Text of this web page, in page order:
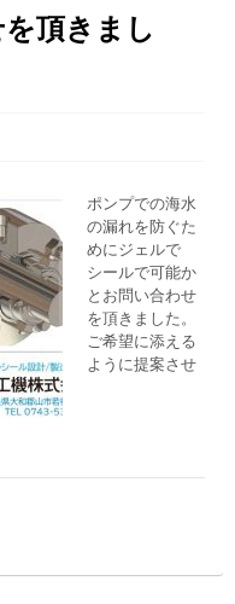
頂きまし
ポンプでの海水
の漏れを防ぐた
めにジェルで
シールで可能か
とお問い合わせ
を頂きました。
ご希望に添える
ように提案させ